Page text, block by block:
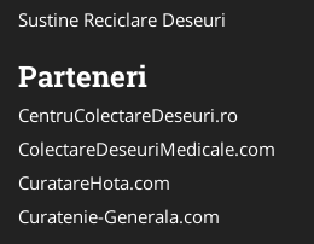
Sustine Reciclare Deseuri
Parteneri
CentruColectareDeseuri.ro
ColectareDeseuriMedicale.com
CuratareHota.com
Curatenie-Generala.com